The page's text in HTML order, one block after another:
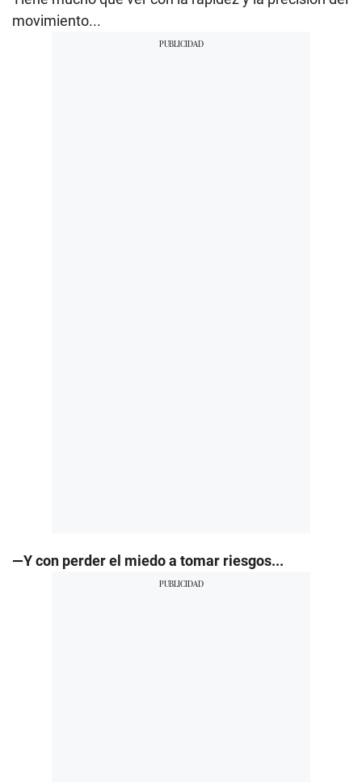
movimiento...
—Y con perder el miedo a tomar riesgos...